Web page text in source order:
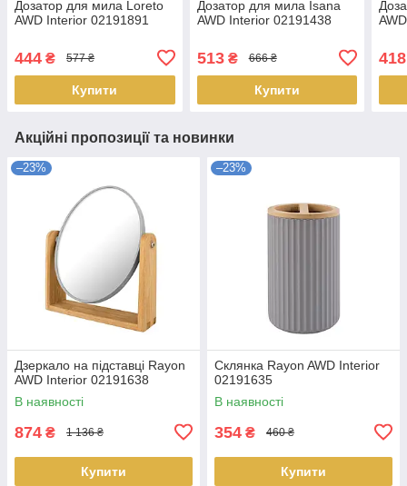
Дозатор для мила Loreto
AWD Interior 02191891
444 ₴ 577 ₴
Купити
Дозатор для мила Isana
AWD Interior 02191438
513₴ 666 ₴
Купити
418
Акційні пропозиції та новинки
–23%
Дзеркало на підставці Rayon
AWD Interior 02191638
В наявності
874 ₴ 1 136 ₴
Купити
–23%
Склянка Rayon AWD Interior
02191635
В наявності
354 ₴ 460 ₴
Купити